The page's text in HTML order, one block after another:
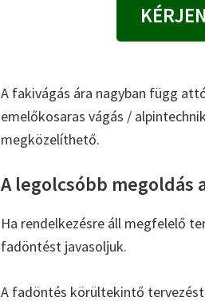
A fakivágás ára nagyban függ
emelőkosaras vágás /
megközelíthető.
A legolcsóbb megoldás
Ha rendelkezésre áll megfelelő
fadöntést javasoljuk.
A fadöntés körültekintő